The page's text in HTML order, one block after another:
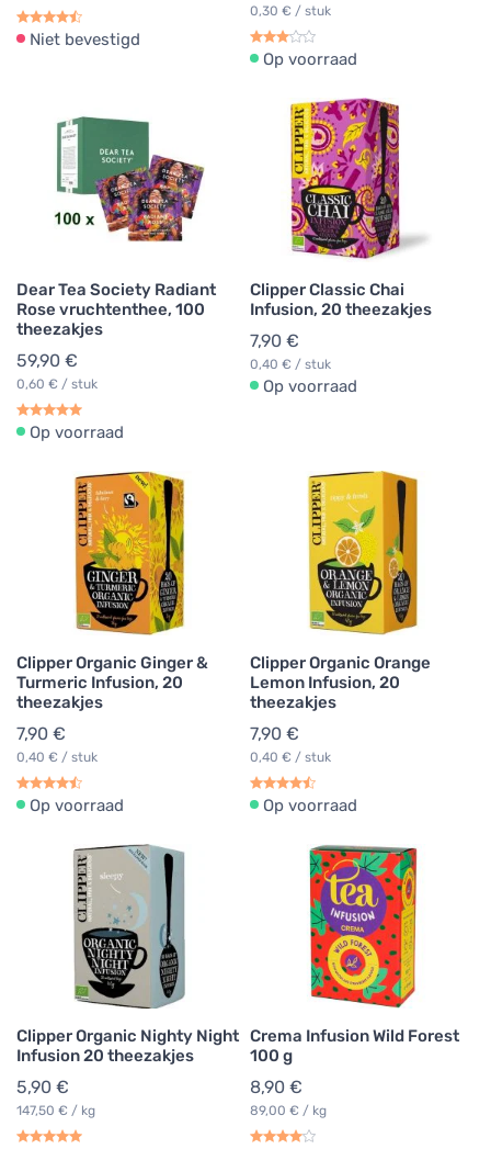
Niet bevestigd
0,30 € / stuk
Op voorraad
Dear Tea Society Radiant
Rose vruchtenthee, 100
theezakjes
59,90 €
0,60 € / stuk
Op voorraad
Clipper Classic Chai
Infusion, 20 theezakjes
7,90 €
0,40 € / stuk
Op voorraad
Clipper Organic Ginger &
Turmeric Infusion, 20
theezakjes
7,90 €
0,40 € / stuk
Op voorraad
Clipper Organic Orange
Lemon Infusion, 20
theezakjes
7,90 €
0,40 € / stuk
Op voorraad
Clipper Organic Nighty Night
Infusion 20 theezakjes
5,90 €
147,50 € / kg
Crema Infusion Wild Forest
100 g
8,90 €
89,00 € / kg